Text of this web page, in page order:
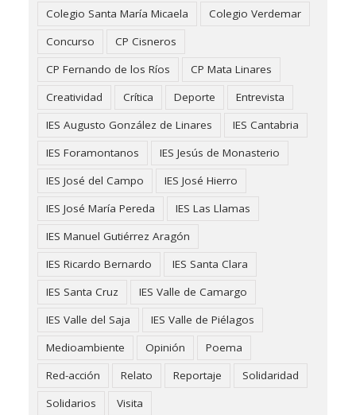
Colegio Santa María Micaela
Colegio Verdemar
Concurso
CP Cisneros
CP Fernando de los Ríos
CP Mata Linares
Creatividad
Crítica Deporte
Entrevista
IES Augusto González de Linares
IES Cantabria
IES Foramontanos
IES Jesús de Monasterio
IES José del Campo
IES José Hierro
IES José María Pereda
IES Las Llamas
IES Manuel Gutiérrez Aragón
IES Ricardo Bernardo
IES Santa Clara
IES Santa Cruz
IES Valle de Camargo
IES Valle del Saja
IES Valle de Piélagos
Medioambiente
Opinión
Poema
Red-acción
Relato Reportaje
Solidaridad
Solidarios
Visita